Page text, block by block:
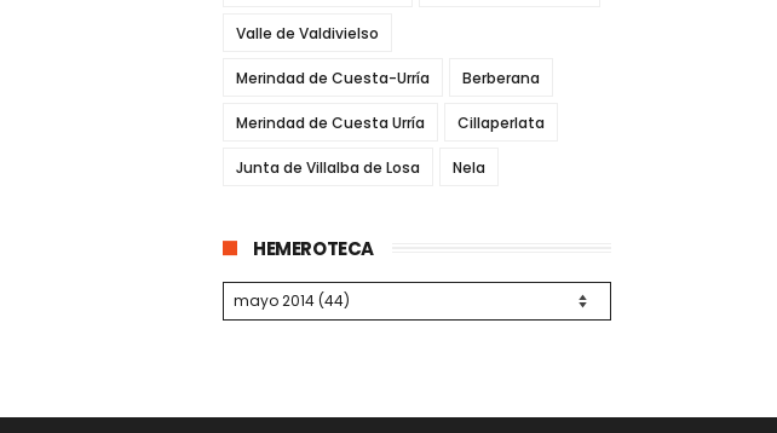
Valle de Valdivielso
Merindad de Cuesta-Urría Berberana
Merindad de Cuesta Urría Cillaperlata
Junta de Villalba de Losa Nela
HEMEROTECA